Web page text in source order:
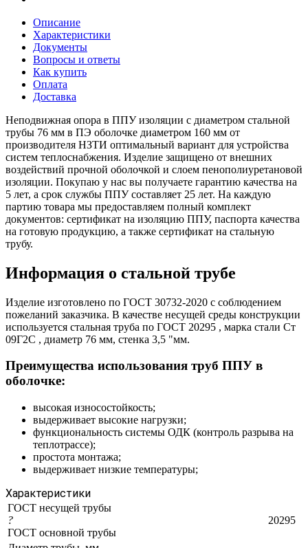
Описание
Характеристики
Документы
Вопросы и ответы
Как купить
Оплата
Доставка
Неподвижная опора в ППУ изоляции с диаметром стальной
трубы 76 мм в ПЭ оболочке диаметром 160 мм от
производителя НЗТИ оптимальный вариант для устройства
систем теплоснабжения. Изделие защищено от внешних
воздействий прочной оболочкой и слоем пенополиуретановой
изоляции. Покупаю у нас вы получаете гарантию качества на
5 лет, а срок службы ППУ составляет 25 лет. На каждую
партию товара мы предоставляем полный комплект
документов: сертификат на изоляцию ППУ, паспорта качества
на готовую продукцию, а также сертификат на стальную
трубу.
Информация о стальной трубе
Изделие изготовлено по ГОСТ 30732-2020 с соблюдением
пожеланий заказчика. В качестве несущей среды конструкции
используется стальная труба по ГОСТ 20295 , марка стали Ст
09Г2С , диаметр 76 мм, стенка 3,5 "мм.
Преимущества использования труб ППУ в
оболочке:
высокая износостойкость;
выдерживает высокие нагрузки;
функциональность системы ОДК (контроль разрыва на
теплотрассе);
простота монтажа;
выдерживает низкие температуры;
Характеристики
ГОСТ несущей трубы
?
ГОСТ основной трубы
20295